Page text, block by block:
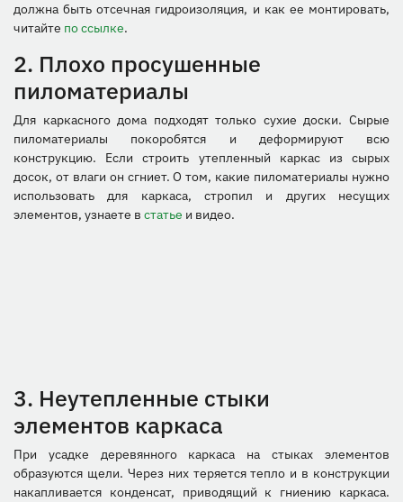
должна быть отсечная гидроизоляция, и как ее монтировать,
читайте по ссылке.
2. Плохо просушенные
пиломатериалы
Для каркасного дома подходят только сухие доски. Сырые
пиломатериалы покоробятся и деформируют всю
конструкцию. Если строить утепленный каркас из сырых
досок, от влаги он сгниет. О том, какие пиломатериалы нужно
использовать для каркаса, стропил и других несущих
элементов, узнаете в статье и видео.
3. Неутепленные стыки
элементов каркаса
При усадке деревянного каркаса на стыках элементов
образуются щели. Через них теряется тепло и в конструкции
накапливается конденсат, приводящий к гниению каркаса.